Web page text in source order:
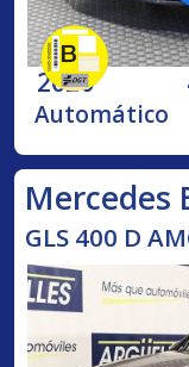
2020
Automático
Mercedes
GLS 400 D